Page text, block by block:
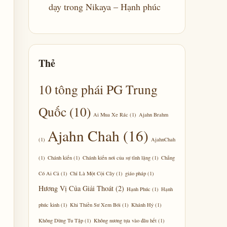
dạy trong Nikaya – Hạnh phúc
Thẻ
10 tông phái PG Trung
Quốc (10) Ai Mua Xe Rác (1) Ajahn Brahm
(1) Ajahn Chah (16) AjahnChah
(1) Chánh kiến (1) Chánh kiến nơi của sự tĩnh lặng (1) Chẳng
Có Ai Cả (1) Chỉ Là Một Cội Cây (1) giáo pháp (1)
Hương Vị Của Giải Thoát (2) Hạnh Phúc (1) Hạnh
phúc kinh (1) Khi Thiền Sư Xem Bói (1) Khánh Hỷ (1)
Không Dừng Tu Tập (1) Không nương tựa vào đâu hết (1)